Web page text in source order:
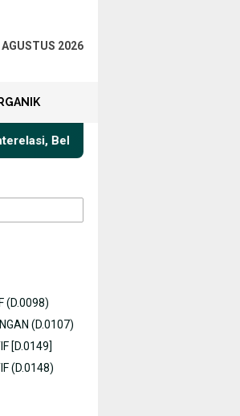
AGUSTUS 2026
Belajar Privat Gaya Komunikasi
(D.0098)
(D.0107)
[D.0149]
(D.0148)